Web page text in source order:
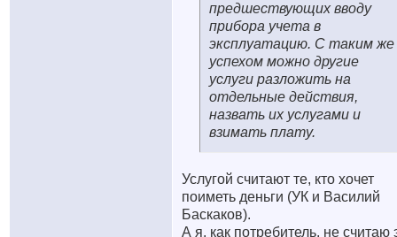
предшествующих вводу
прибора учета в
эксплуатацию. С таким же
успехом можно другие
услуги разложить на
отдельные действия,
назвать их услугами и
взимать плату.
Услугой считают те, кто хочет
поиметь деньги (УК и Василий
Баскаков).
А я, как потребитель, не считаю